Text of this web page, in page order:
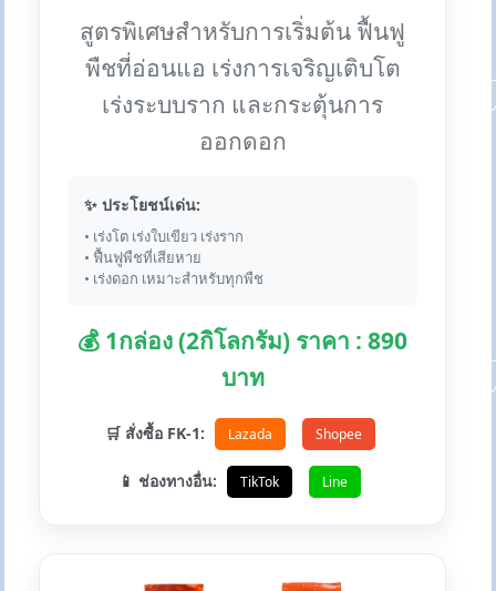
สูตรพิเศษสำหรับการเริ่มต้น ฟื้นฟู
พืชที่อ่อนแอ เร่งการเจริญเติบโต
เร่งระบบราก และกระตุ้นการ
ออกดอก
✨ ประโยชน์เด่น:
• เร่งโต เร่งใบเขียว เร่งราก
• ฟื้นฟูพืชที่เสียหาย
• เร่งดอก เหมาะสำหรับทุกพืช
💰 1กล่อง (2กิโลกรัม) ราคา : 890
บาท
🛒 สั่งซื้อ FK-1: Lazada Shopee
📱 ช่องทางอื่น: TikTok Line